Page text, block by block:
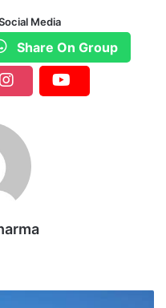
Media
Share On Group
te